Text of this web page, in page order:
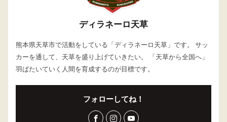
ディラネーロ天草
熊本県天草市で活動をしている「ディラネーロ天草」です。 サッ
カーを通して、天草を盛り上げていきたい。 「天草から全国へ」
羽ばたいていく人間を育成するのが目標です。
フォローしてね！